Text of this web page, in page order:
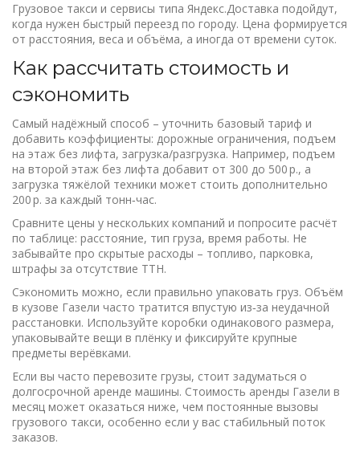
Грузовое такси и сервисы типа Яндекс.Доставка подойдут,
когда нужен быстрый переезд по городу. Цена формируется
от расстояния, веса и объёма, а иногда от времени суток.
Как рассчитать стоимость и
сэкономить
Самый надёжный способ – уточнить базовый тариф и
добавить коэффициенты: дорожные ограничения, подъем
на этаж без лифта, загрузка/разгрузка. Например, подъем
на второй этаж без лифта добавит от 300 до 500 р., а
загрузка тяжёлой техники может стоить дополнительно
200 р. за каждый тонн‑час.
Сравните цены у нескольких компаний и попросите расчёт
по таблице: расстояние, тип груза, время работы. Не
забывайте про скрытые расходы – топливо, парковка,
штрафы за отсутствие ТТН.
Сэкономить можно, если правильно упаковать груз. Объём
в кузове Газели часто тратится впустую из‑за неудачной
расстановки. Используйте коробки одинакового размера,
упаковывайте вещи в плёнку и фиксируйте крупные
предметы верёвками.
Если вы часто перевозите грузы, стоит задуматься о
долгосрочной аренде машины. Стоимость аренды Газели в
месяц может оказаться ниже, чем постоянные вызовы
грузового такси, особенно если у вас стабильный поток
заказов.